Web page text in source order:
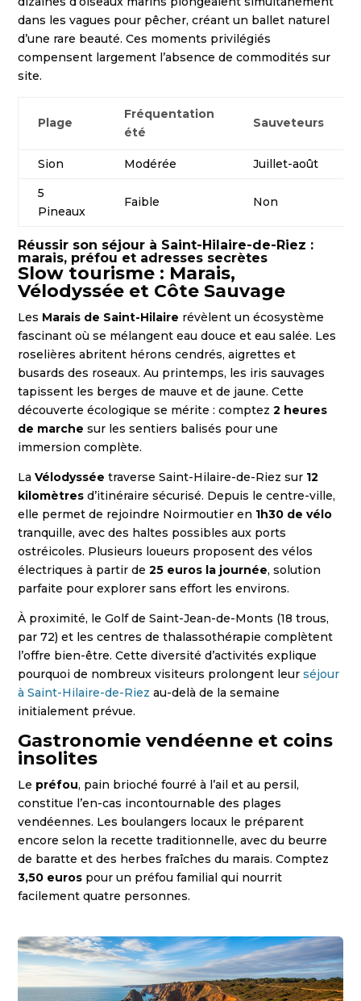
dans les vagues pour pêcher, créant un ballet naturel
d’une rare beauté. Ces moments privilégiés
compensent largement l’absence de commodités sur
site.
Plage
Fréquentation
été
Sauveteurs
Sion Modérée
Juillet-août
5
Pineaux
Faible Non
Réussir son séjour à Saint-Hilaire-de-Riez :
marais, préfou et adresses secrètes
Slow tourisme : Marais,
Vélodyssée et Côte Sauvage
Les Marais de Saint-Hilaire révèlent un écosystème
fascinant où se mélangent eau douce et eau salée. Les
roselières abritent hérons cendrés, aigrettes et
busards des roseaux. Au printemps, les iris sauvages
tapissent les berges de mauve et de jaune. Cette
découverte écologique se mérite : comptez2 heures
de marche sur les sentiers balisés pour une
immersion complète.
LaVélodyssée traverse Saint-Hilaire-de-Riez sur 12
kilomètres d’itinéraire sécurisé. Depuis le centre-ville,
elle permet de rejoindre Noirmoutier en 1h30 de vélo
tranquille, avec des haltes possibles aux ports
ostréicoles. Plusieurs loueurs proposent des vélos
électriques à partir de25 euros la journée, solution
parfaite pour explorer sans effort les environs.
À proximité, le Golf de Saint-Jean-de-Monts (18 trous,
par 72) et les centres de thalassothérapie complètent
l’offre bien-être. Cette diversité d’activités explique
pourquoi de nombreux visiteurs prolongent leurséjour
à Saint-Hilaire-de-Riez au-delà de la semaine
initialement prévue.
Gastronomie vendéenne et coins
insolites
Le préfou, pain brioché fourré à l’ail et au persil,
constitue l’en-cas incontournable des plages
vendéennes. Les boulangers locaux le préparent
encore selon la recette traditionnelle, avec du beurre
de baratte et des herbes fraîches du marais. Comptez
3,50 euros pour un préfou familial qui nourrit
facilement quatre personnes.